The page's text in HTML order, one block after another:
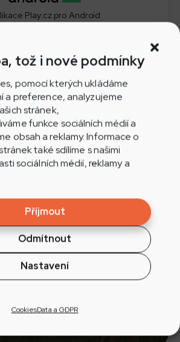
tož i nové podmínky
pomocí kterých ukládáme
a preference, analyzujeme
stránek,
funkce sociálních médií a
obsah a reklamy. Informace o
také sdílíme s našimi
sociálních médií, reklamy a
Příjmout
Odmítnout
Nastavení
CookiesData a GDPR
Play.cz pro Android
Play.cz pro iOS
v Tatrách na
za 80.000 Kč vyhrála
Lhoty